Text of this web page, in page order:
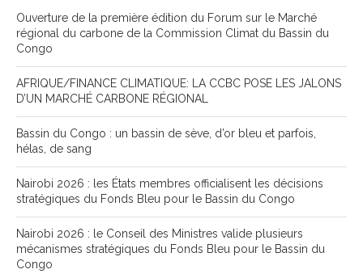
Ouverture de la première édition du Forum sur le Marché
régional du carbone de la Commission Climat du Bassin du
Congo
AFRIQUE/FINANCE CLIMATIQUE: LA CCBC POSE LES JALONS
D’UN MARCHÉ CARBONE RÉGIONAL
Bassin du Congo : un bassin de sève, d’or bleu et parfois,
hélas, de sang
Nairobi 2026 : les États membres officialisent les décisions
stratégiques du Fonds Bleu pour le Bassin du Congo
Nairobi 2026 : le Conseil des Ministres valide plusieurs
mécanismes stratégiques du Fonds Bleu pour le Bassin du
Congo